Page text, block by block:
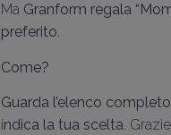
Ma Granform regala
preferito.
Come?
Guarda l’elenco
indica la tua scelta.